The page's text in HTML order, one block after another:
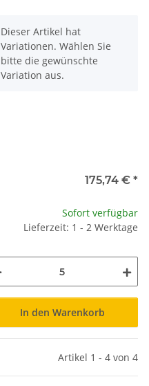
x
Dieser Artikel hat
Variationen. Wählen Sie
bitte die gewünschte
Variation aus.
175,74 € *
Sofort verfügbar
Lieferzeit: 1 - 2 Werktage
In den Warenkorb
Artikel 1 - 4 von 4